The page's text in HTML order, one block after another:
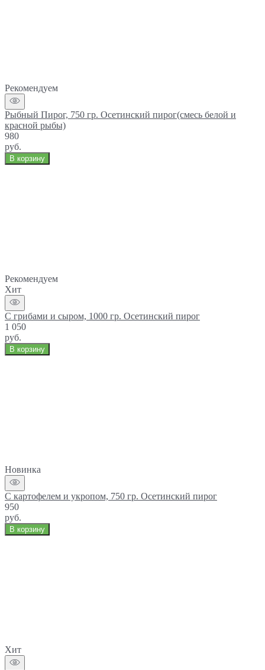
Рекомендуем
Рыбный Пирог, 750 гр. Осетинский пирог(смесь белой и
красной рыбы)
980
руб.
В корзину
Рекомендуем
Хит
С грибами и сыром, 1000 гр. Осетинский пирог
1 050
руб.
В корзину
Новинка
С картофелем и укропом, 750 гр. Осетинский пирог
950
руб.
В корзину
Хит